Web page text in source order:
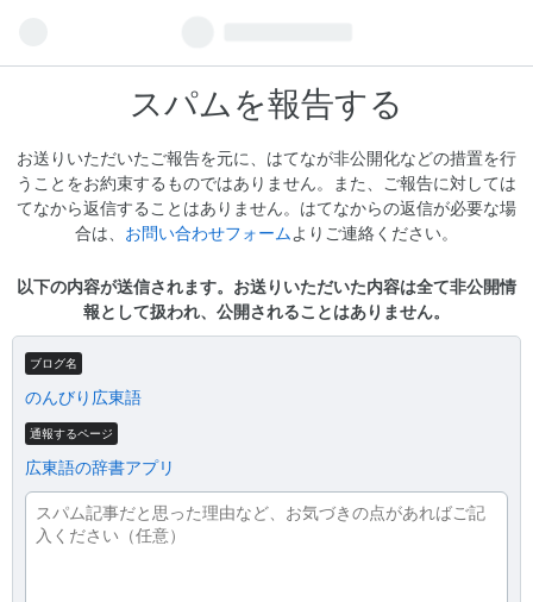
スパムを報告する
お送りいただいたご報告を元に、はてなが非公開化などの措置を行
うことをお約束するものではありません。また、ご報告に対しては
てなから返信することはありません。はてなからの返信が必要な場
合は、 お問い合わせフォームよりご連絡ください。
以下の内容が送信されます。お送りいただいた内容は全て非公開情
報として扱われ、公開されることはありません。
ブログ名
のんびり広東語
通報するページ
広東語の辞書アプリ